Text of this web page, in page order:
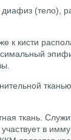
диафиз (тело),
к кисти
ткань.
в